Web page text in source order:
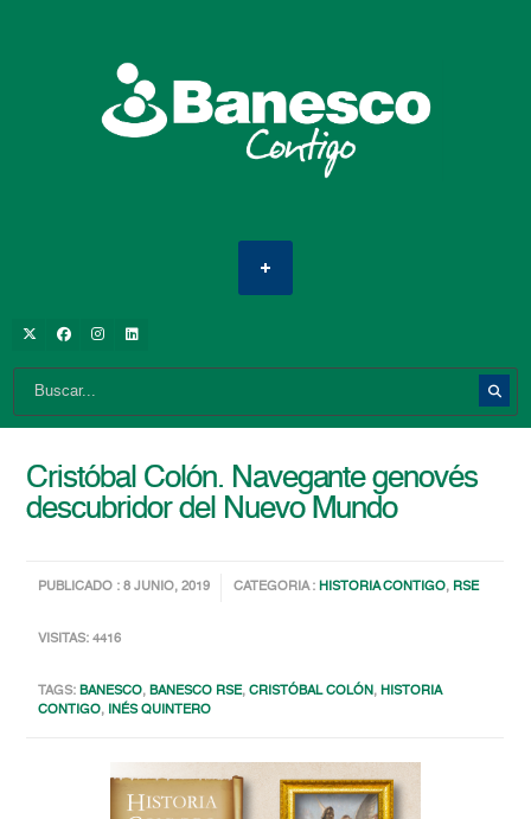
Cristóbal Colón. Navegante genovés
descubridor del Nuevo Mundo
PUBLICADO : 8 JUNIO, 2019 CATEGORIA :HISTORIA CONTIGO, RSE
VISITAS: 4416
TAGS:BANESCO,BANESCO RSE,CRISTÓBAL COLÓN,HISTORIA
CONTIGO, INÉS QUINTERO